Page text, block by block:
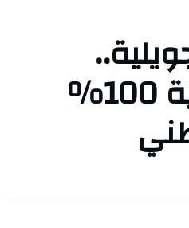
من 1 جويلية..
خدمات رقمية 100%